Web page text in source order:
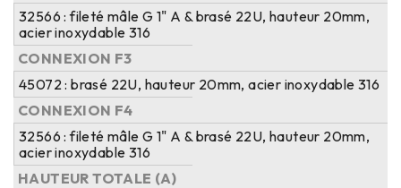
32566 : fileté mâle G 1" A & brasé 22U, hauteur 20mm,
acier inoxydable 316
CONNEXION F3
45072 : brasé 22U, hauteur 20mm, acier inoxydable 316
CONNEXION F4
32566 : fileté mâle G 1" A & brasé 22U, hauteur 20mm,
acier inoxydable 316
HAUTEUR TOTALE (A)